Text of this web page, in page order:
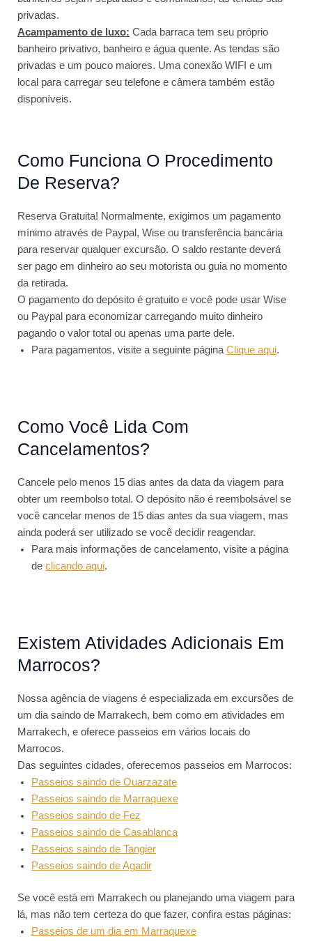
privadas.
Acampamento de luxo: Cada barraca tem seu próprio
banheiro privativo, banheiro e água quente. As tendas são
privadas e um pouco maiores. Uma conexão WIFI e um
local para carregar seu telefone e câmera também estão
disponíveis.
Como Funciona O Procedimento
De Reserva?
Reserva Gratuita! Normalmente, exigimos um pagamento
mínimo através de Paypal, Wise ou transferência bancária
para reservar qualquer excursão. O saldo restante deverá
ser pago em dinheiro ao seu motorista ou guia no momento
da retirada.
O pagamento do depósito é gratuito e você pode usar Wise
ou Paypal para economizar carregando muito dinheiro
pagando o valor total ou apenas uma parte dele.
Para pagamentos, visite a seguinte página Clique aqui.
Como Você Lida Com
Cancelamentos?
Cancele pelo menos 15 dias antes da data da viagem para
obter um reembolso total. O depósito não é reembolsável se
você cancelar menos de 15 dias antes da sua viagem, mas
ainda poderá ser utilizado se você decidir reagendar.
Para mais informações de cancelamento, visite a página
de clicando aqui.
Existem Atividades Adicionais Em
Marrocos?
Nossa agência de viagens é especializada em excursões de
um dia saindo de Marrakech, bem como em atividades em
Marrakech, e oferece passeios em vários locais do
Marrocos.
Das seguintes cidades, oferecemos passeios em Marrocos:
Passeios saindo de Ouarzazate
Passeios saindo de Marraquexe
Passeios saindo de Fez
Passeios saindo de Casablanca
Passeios saindo de Tangier
Passeios saindo de Agadir
Se você está em Marrakech ou planejando uma viagem para
lá, mas não tem certeza do que fazer, confira estas páginas:
Passeios de um dia em Marraquexe